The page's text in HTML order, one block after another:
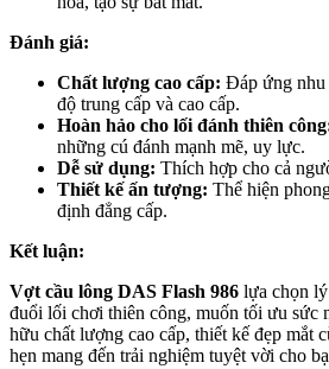
Đánh giá:
Chất lượng cao cấp: Đáp ứng nhu
độ trung cấp và cao cấp.
Hoàn hảo cho lối đánh thiên
những cú đánh mạnh mẽ, uy lực.
Dễ sử dụng: Thích hợp cho cả
Thiết kế ấn tượng: Thể hiện
định đẳng cấp.
Kết luận:
Vợt cầu lông DAS Flash 986 lựa chọn
đuổi lối chơi thiên công, muốn tối ưu sức
hữu chất lượng cao cấp, thiết kế đẹp mắt
hẹn mang đến trải nghiệm tuyệt vời cho